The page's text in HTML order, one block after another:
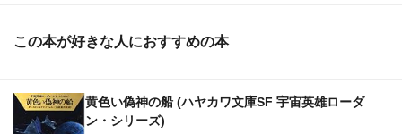
この本が好きな人におすすめの本
黄色い偽神の船 (ハヤカワ文庫SF 宇宙英雄ローダ
ン・シリーズ)